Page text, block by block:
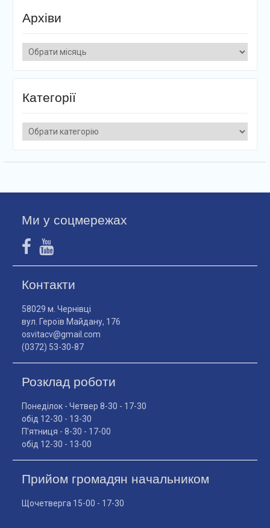
Архіви
Архіви
Категорії
Категорії
Ми у соцмережах
Контакти
58029 м. Чернівці
вул. Героїв Майдану, 176
osvitacv@gmail.com
(0372) 53-30-87
Розклад роботи
Понеділок - Четвер 8-30 - 17-30
обід 12-30 - 13-30
П'ятниця - 8-30 - 17-00
обід 12-30 - 13-00
Прийом громадян начальником
Щочетверга 15-00 - 17-30